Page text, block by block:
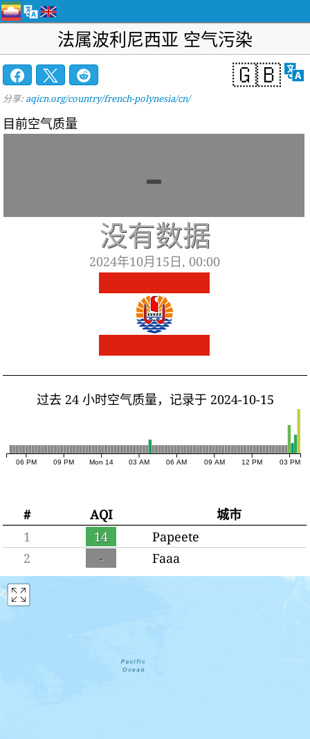
法属波利尼西亚 空气污染
🇬🇧
分享: aqicn.org/country/french-polynesia/cn/
目前空气质量
-
没有数据
2024年10月15日, 00:00
过去 24 小时空气质量，记录于 2024-10-15
06 PM 09 PM Mon 14 03 AM 06 AM 09 AM 12 PM 03 PM
# AQI
城市
1
14
Papeete
2
- Faaa